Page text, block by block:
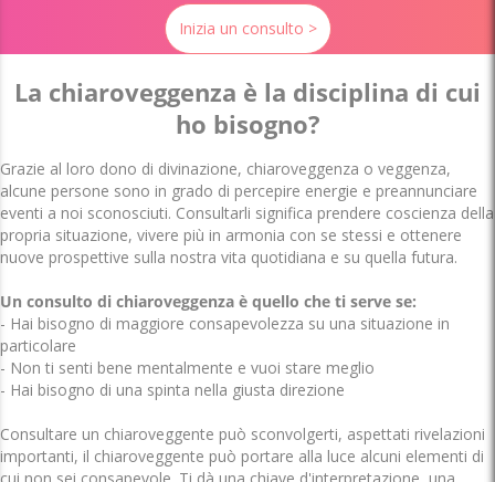
Inizia un consulto >
La chiaroveggenza è la disciplina di cui
ho bisogno?
Grazie al loro dono di divinazione, chiaroveggenza o veggenza,
alcune persone sono in grado di percepire energie e preannunciare
eventi a noi sconosciuti. Consultarli significa prendere coscienza della
propria situazione, vivere più in armonia con se stessi e ottenere
nuove prospettive sulla nostra vita quotidiana e su quella futura.
Un consulto di chiaroveggenza è quello che ti serve se:
- Hai bisogno di maggiore consapevolezza su una situazione in
particolare
- Non ti senti bene mentalmente e vuoi stare meglio
- Hai bisogno di una spinta nella giusta direzione
Consultare un chiaroveggente può sconvolgerti, aspettati rivelazioni
importanti, il chiaroveggente può portare alla luce alcuni elementi di